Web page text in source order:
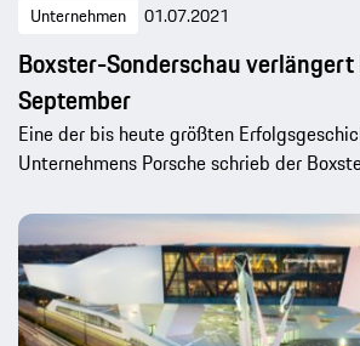
Unternehmen 01.07.2021
Boxster-Sonderschau
September
Eine der bis heute größten
Unternehmens Porsche schrieb der